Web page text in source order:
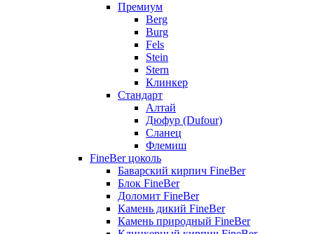
Премиум
Berg
Burg
Fels
Stein
Stern
Клинкер
Стандарт
Алтай
Дюфур (Dufour)
Сланец
Флемиш
FineBer цоколь
Баварский кирпич FineBer
Блок FineBer
Доломит FineBer
Камень дикий FineBer
Камень природный FineBer